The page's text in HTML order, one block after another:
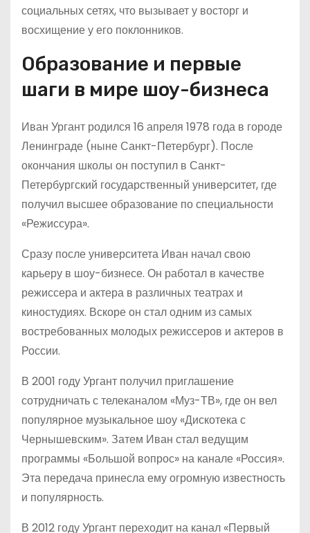
социальных сетях, что вызывает у восторг и
восхищение у его поклонников.
Образование и первые
шаги в мире шоу-бизнеса
Иван Ургант родился 16 апреля 1978 года в городе
Ленинграде (ныне Санкт-Петербург). После
окончания школы он поступил в Санкт-
Петербургский государственный университет, где
получил высшее образование по специальности
«Режиссура».
Сразу после университета Иван начал свою
карьеру в шоу-бизнесе. Он работал в качестве
режиссера и актера в различных театрах и
киностудиях. Вскоре он стал одним из самых
востребованных молодых режиссеров и актеров в
России.
В 2001 году Ургант получил приглашение
сотрудничать с телеканалом «Муз-ТВ», где он вел
популярное музыкальное шоу «Дискотека с
Чернышевским». Затем Иван стал ведущим
программы «Большой вопрос» на канале «Россия».
Эта передача принесла ему огромную известность
и популярность.
В 2012 году Ургант переходит на канал «Первый